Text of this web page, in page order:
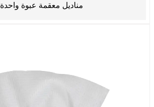
مناديل معقمة عبوة واحدة